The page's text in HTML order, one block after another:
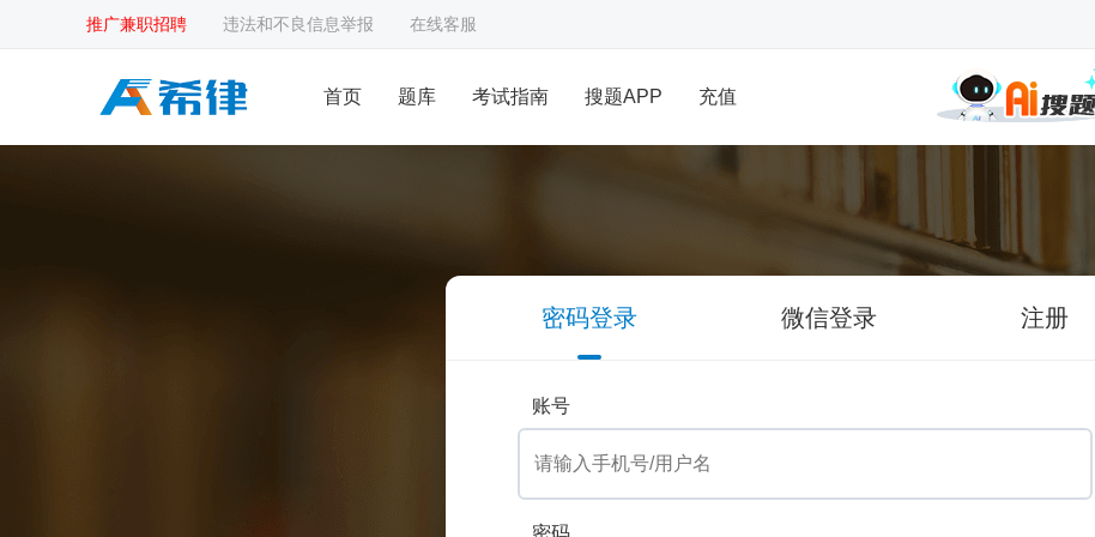
推广兼职招聘 违法和不良信息举报 在线客服
首页 题库 考试指南 搜题APP 充值
密码登录 微信登录 注册
账号
密码